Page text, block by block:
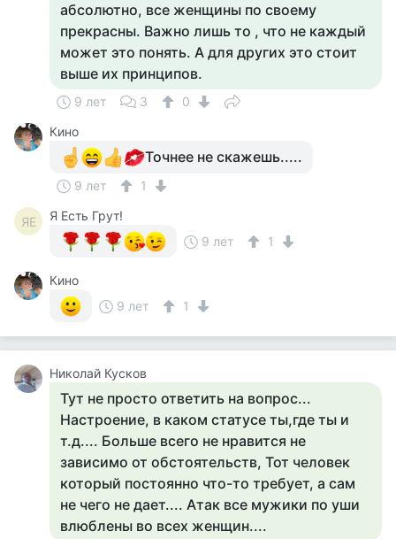
абсолютно, все женщины по своему
прекрасны. Важно лишь то , что не каждый
может это понять. А для других это стоит
выше их принципов.
9 лет 3
0
Кино
Точнее не скажешь.....
9 лет 1
ЯЕ
Я Есть Грут!
9 лет
1
Кино
9 лет
1
Николай Кусков
Тут не просто ответить на вопрос...
Настроение, в каком статусе ты,где ты и
т.д.... Больше всего не нравится не
зависимо от обстоятельств, Тот человек
который постоянно что-то требует, а сам
не чего не дает.... Атак все мужики по уши
влюблены во всех женщин....